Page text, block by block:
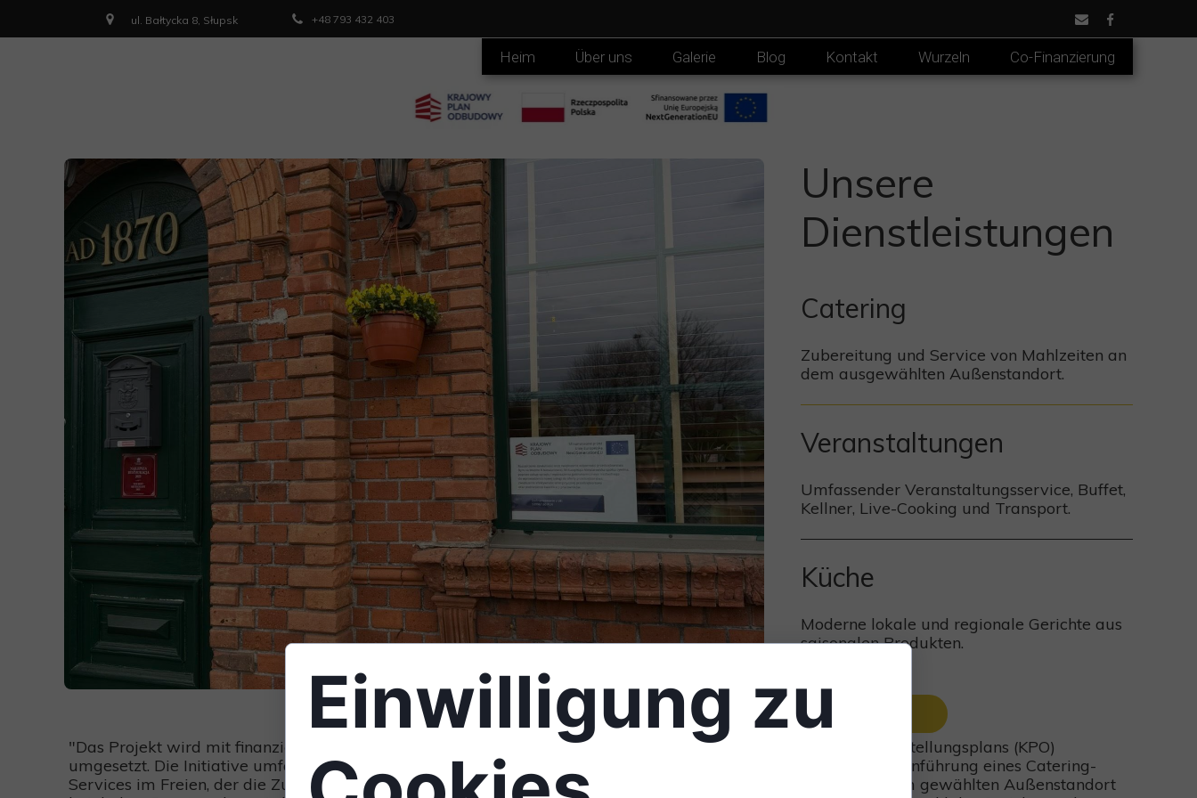
ul. Bałtycka 8, Słupsk +48 793 432 403
Heim Über uns
Speisekarte
Galerie Blog Kontakt Wurzeln Co-Finanzierung
"Das Projekt wird mit finanzieller Unterstützung der Europäischen Union im Rahmen des Nationalen Wiederherstellungsplans (KPO)
umgesetzt. Die Initiative umfasst die Erweiterung der Aktivitäten des Restaurants "Dym na Wodzie" durch die Einführung eines Catering-
Services im Freien, der die Zubereitung von Speisen auf Anfrage sowie deren Lieferung und Servierung an einem gewählten Außenstandort
Moderne lokale und regionale Gerichte aus
saisonalen Produkten.
Küche
Umfassender Veranstaltungsservice, Buffet,
Kellner, Live-Cooking und Transport.
Veranstaltungen
Zubereitung und Service von Mahlzeiten an
dem ausgewählten Außenstandort.
Catering
Unsere
Dienstleistungen
Einwilligung zu